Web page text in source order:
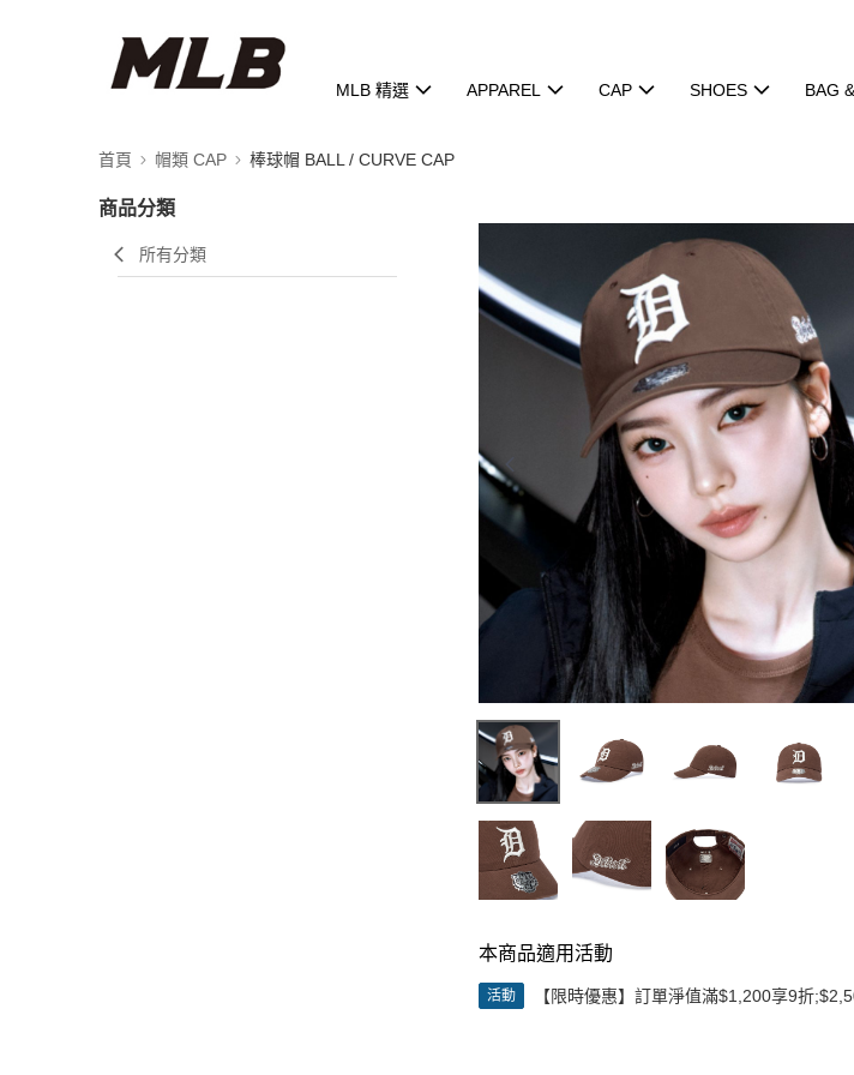
MLB 精選 APPAREL CAP SHOES BAG
首頁 帽類 CAP 棒球帽 BALL / CURVE CAP
商品分類
所有分類
本商品適用活動
活動 【限時優惠】訂單淨值滿$1,200享9折